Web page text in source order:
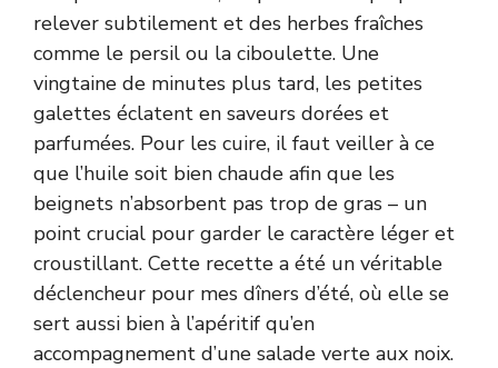
relever subtilement et des herbes fraîches
comme le persil ou la ciboulette. Une
vingtaine de minutes plus tard, les petites
galettes éclatent en saveurs dorées et
parfumées. Pour les cuire, il faut veiller à ce
que l’huile soit bien chaude afin que les
beignets n’absorbent pas trop de gras – un
point crucial pour garder le caractère léger et
croustillant. Cette recette a été un véritable
déclencheur pour mes dîners d’été, où elle se
sert aussi bien à l’apéritif qu’en
accompagnement d’une salade verte aux noix.